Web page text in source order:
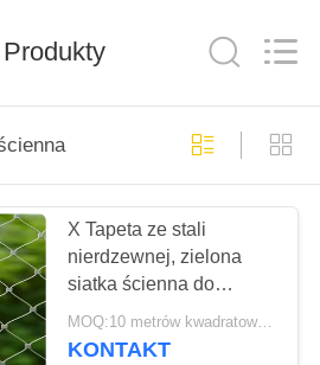
ze
Produkty
X Tapeta ze stali
nierdzewnej, zielona
siatka ścienna do
podtrzymywania roślin /
ogrodzenia ogrodowego
MOQ:10 metrów kwadratowych
KONTAKT